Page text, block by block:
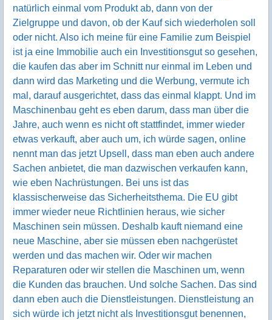
natürlich einmal vom Produkt ab, dann von der
Zielgruppe und davon, ob der Kauf sich wiederholen soll
oder nicht. Also ich meine für eine Familie zum Beispiel
ist ja eine Immobilie auch ein Investitionsgut so gesehen,
die kaufen das aber im Schnitt nur einmal im Leben und
dann wird das Marketing und die Werbung, vermute ich
mal, darauf ausgerichtet, dass das einmal klappt. Und im
Maschinenbau geht es eben darum, dass man über die
Jahre, auch wenn es nicht oft stattfindet, immer wieder
etwas verkauft, aber auch um, ich würde sagen, online
nennt man das jetzt Upsell, dass man eben auch andere
Sachen anbietet, die man dazwischen verkaufen kann,
wie eben Nachrüstungen. Bei uns ist das
klassischerweise das Sicherheitsthema. Die EU gibt
immer wieder neue Richtlinien heraus, wie sicher
Maschinen sein müssen. Deshalb kauft niemand eine
neue Maschine, aber sie müssen eben nachgerüstet
werden und das machen wir. Oder wir machen
Reparaturen oder wir stellen die Maschinen um, wenn
die Kunden das brauchen. Und solche Sachen. Das sind
dann eben auch die Dienstleistungen. Dienstleistung an
sich würde ich jetzt nicht als Investitionsgut benennen,